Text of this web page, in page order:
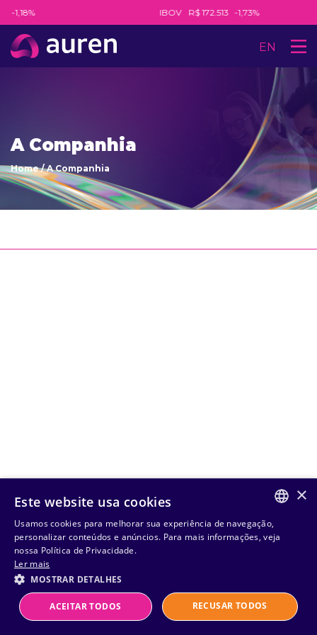
-1,18% IBOV R$ 172.513 -1,73%
EN
A Companhia
Home/A Companhia
Powered byMZ
PORTUGUESE
×
Este website usa cookies
Usamos cookies para melhorar sua experiência de navegação,
personalizar conteúdos e anúncios. Para mais informações, veja
nossa Política de Privacidade.
Ler mais
MOSTRAR DETALHES
ACEITAR TODOS RECUSAR TODOS